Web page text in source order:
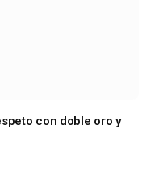
con doble oro y